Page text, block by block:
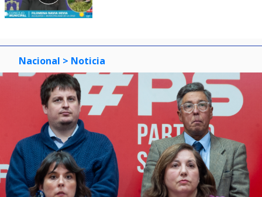
Nacional > Noticia